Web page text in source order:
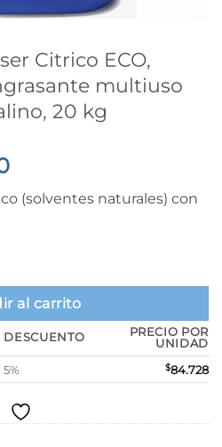
Citrico ECO,
multiuso
20 kg
El
actual
(solventes naturales) con
ECO, Limpiador desengrasante
al carrito
DESCUENTO
PRECIO POR
UNIDAD
5% $84.728